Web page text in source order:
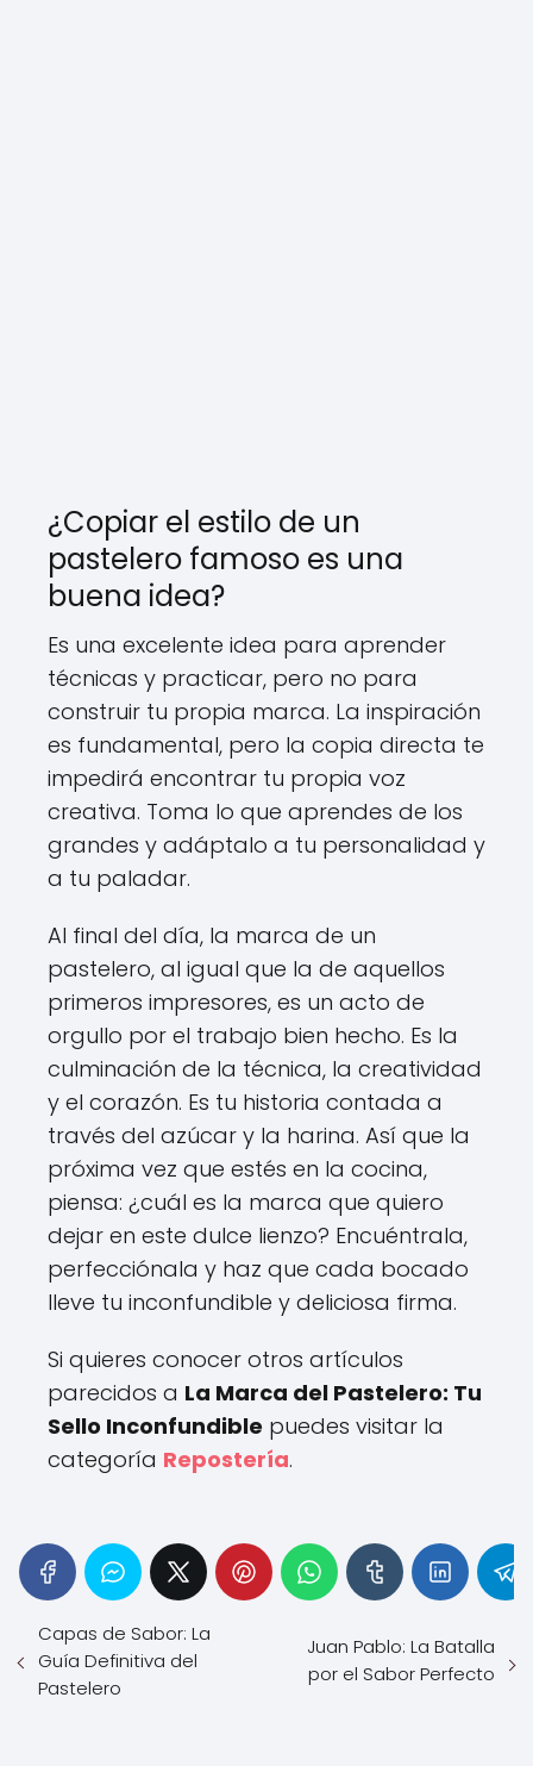
¿Copiar el estilo de un
pastelero famoso es una
buena idea?
Es una excelente idea para aprender
técnicas y practicar, pero no para
construir tu propia marca. La inspiración
es fundamental, pero la copia directa te
impedirá encontrar tu propia voz
creativa. Toma lo que aprendes de los
grandes y adáptalo a tu personalidad y
a tu paladar.
Al final del día, la marca de un
pastelero, al igual que la de aquellos
primeros impresores, es un acto de
orgullo por el trabajo bien hecho. Es la
culminación de la técnica, la creatividad
y el corazón. Es tu historia contada a
través del azúcar y la harina. Así que la
próxima vez que estés en la cocina,
piensa: ¿cuál es la marca que quiero
dejar en este dulce lienzo? Encuéntrala,
perfecciónala y haz que cada bocado
lleve tu inconfundible y deliciosa firma.
Si quieres conocer otros artículos
parecidos a La Marca del Pastelero: Tu
Sello Inconfundible puedes visitar la
categoría Repostería.
Capas de Sabor: La
Guía Definitiva del
Pastelero
Juan Pablo: La Batalla
por el Sabor Perfecto